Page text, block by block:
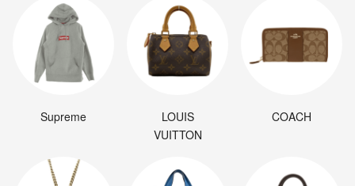
Supreme
LOUIS
VUITTON
COACH